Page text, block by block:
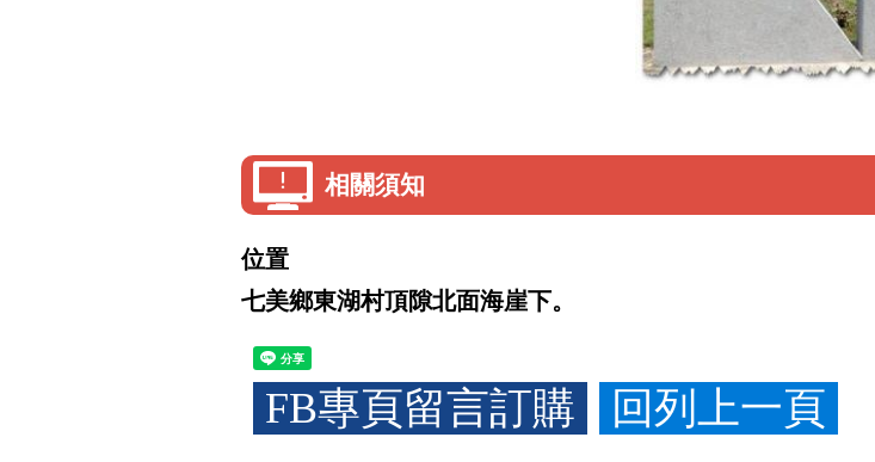
相關須知
位置
七美鄉東湖村頂隙北面海崖下。
FB專頁留言訂購 回列上一頁